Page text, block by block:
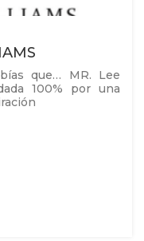
que… MR. Lee
100% por una